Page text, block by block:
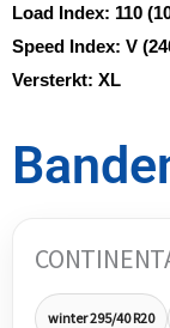
Load Index: 110
Speed Index: V
Versterkt: XL
winter 295/40 R20